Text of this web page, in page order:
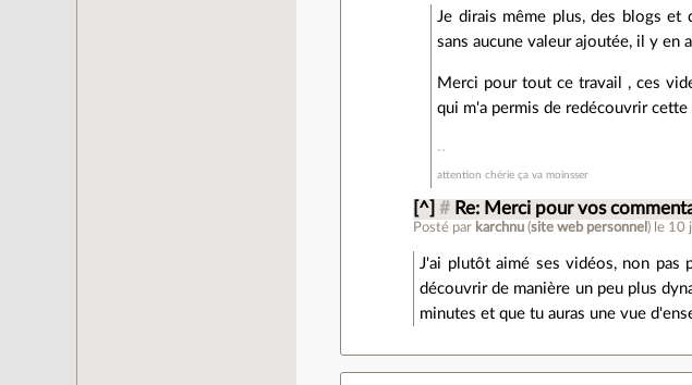
Je dirais même plus, des blogs
sans aucune valeur ajoutée, il y en
Merci pour tout ce travail , ces
qui m'a permis de redécouvrir
attention chérie ça va moinsser
[^] # Re: Merci pour vos
Posté par karchnu (site web personnel ) le 10
J'ai plutôt aimé ses vidéos, non
découvrir de manière un peu plus
minutes et que tu auras une vue